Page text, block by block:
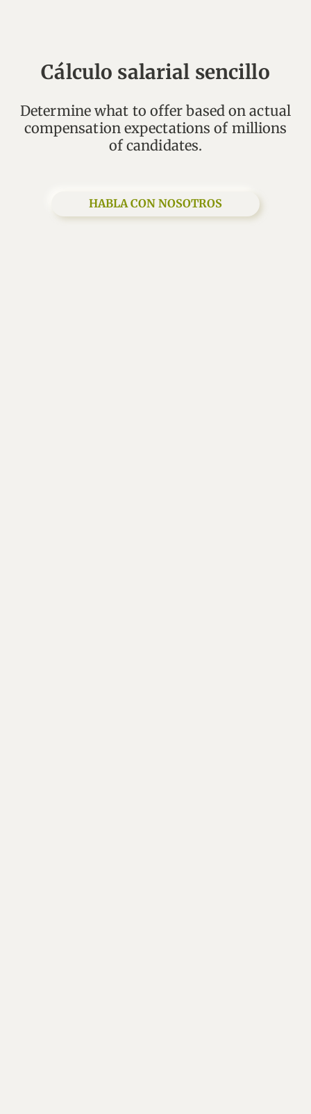
Cálculo salarial sencillo
Determine what to offer based on actual
compensation expectations of millions
HABLA CON NOSOTROS